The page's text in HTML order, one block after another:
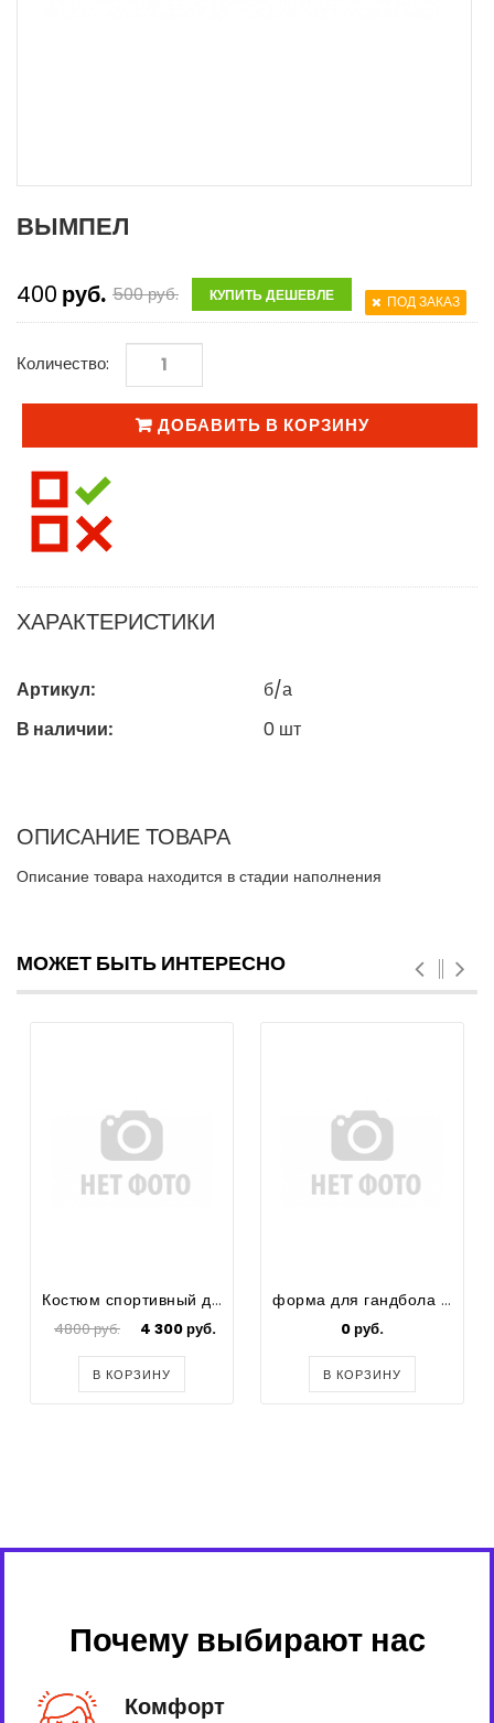
ВЫМПЕЛ
400 руб. 500руб. КУПИТЬ ДЕШЕВЛЕ ПОД ЗАКАЗ
Количество:
ДОБАВИТЬ В КОРЗИНУ
ХАРАКТЕРИСТИКИ
Артикул:
б/а
В наличии:
0 шт
ОПИСАНИЕ ТОВАРА
Описание товара находится в стадии наполнения
МОЖЕТ БЫТЬ ИНТЕРЕСНО
Костюм спортивный детский "Сублимация"
4800 руб. 4 300 руб.
В КОРЗИНУ
форма для гандбола (взрослая) "сублимация"
0 руб.
В КОРЗИНУ
Почему выбирают нас
Комфорт